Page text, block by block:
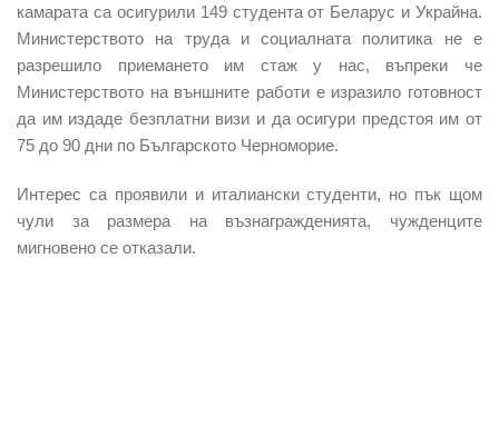
камарата са осигурили 149 студента от Беларус и Украйна.
Министерството на труда и социалната политика не е
разрешило приемането им стаж у нас, въпреки че
Министерството на външните работи е изразило готовност
да им издаде безплатни визи и да осигури предстоя им от
75 до 90 дни по Българското Черноморие.
Интерес са проявили и италиански студенти, но пък щом
чули за размера на възнагражденията, чужденците
мигновено се отказали.